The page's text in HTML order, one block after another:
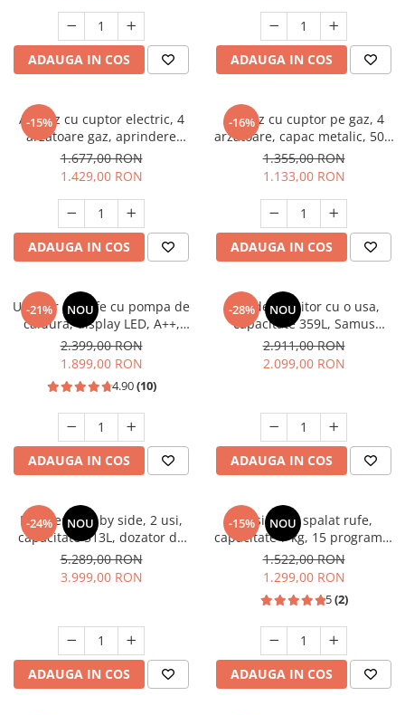
Masini de spalat vase incorporabile
Masini de spalat vase
independente
Pachete Incorporabile
Pirostrii & Arzatoare
Plasa umbrire
Pompe de stropit
Radiatoare
Semanatoare,Plantatoare
Sobe pe gaz & electrice
Suflante & Aspiratoare
Aspiratoare
Suflante Frunze
Unelte Gradinarit
Ventilatoare & Sisteme Racire
Aparate de aer conditionat
Zootehnie
Foarfeci tuns oi
Incubatoare oua
Scala Graphite Grey
ADAUGA IN COS ADAUGA IN COS
-15%
Aragaz cu cuptor electric, 4
arzatoare gaz, aprindere
electrica, ventilator, lumina
cuptor, Bej, NOBELTEK
1.677,00 RON
1.429,00 RON
ADAUGA IN COS
-16%
Aragaz cu cuptor pe gaz, 4
arzatoare, capac metalic, 50 x
60 cm, 2 in 1, GPL+GN, Gri,
LDK
1.355,00 RON
1.133,00 RON
ADAUGA IN COS
-21% NOU
Uscator de rufe cu pompa de
caldura, display LED, A++,
functie antisifonare, A++,
capacitate 8 kg, 13 programe
Heinner
2.399,00 RON
1.899,00 RON
4.90(10)
ADAUGA IN COS
-28% NOU
Frigider, racitor cu o usa,
capacitate 359L, Samus
SRX474NFE
2.911,00 RON
2.099,00 RON
ADAUGA IN COS
-24% NOU
Frigider side by side, 2 usi,
capacitate 513L, dozator de
apa si gheata, FULL NO
FROST, afisaj LCD, dual
inverter,Samus SSX-670NFIDE
5.289,00 RON
3.999,00 RON
ADAUGA IN COS
-15% NOU
Masina de spalat rufe,
capacitate 7 kg, 15 programe,
afisaj LED, 1200 Rpm, alb,
HEINNER
1.522,00 RON
1.299,00 RON
5(2)
ADAUGA IN COS